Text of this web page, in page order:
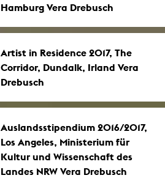
Hamburg Vera Drebusch
Artist in Residence 2017, The
Corridor, Dundalk, Irland Vera
Drebusch
Auslandsstipendium 2016/2017,
Los Angeles, Ministerium für
Kultur und Wissenschaft des
Landes NRW Vera Drebusch